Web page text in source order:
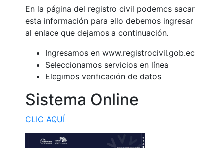
En la página del registro civil podemos sacar
esta información para ello debemos ingresar
al enlace que dejamos a continuación.
Ingresamos en www.registrocivil.gob.ec
Seleccionamos servicios en línea
Elegimos verificación de datos
Sistema Online
CLIC AQUÍ